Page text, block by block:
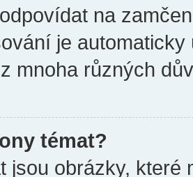
na
je
mnoha různých
témat?
jsou obrázky,